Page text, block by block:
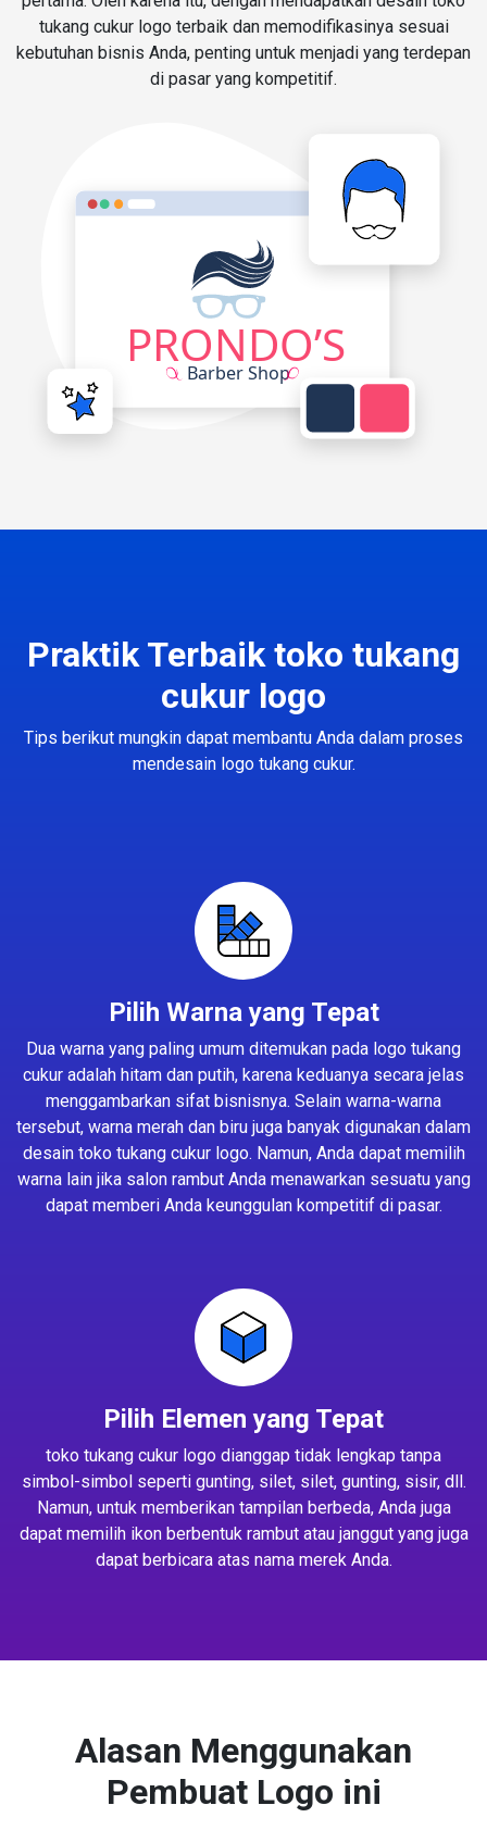
tukang cukur logo terbaik dan memodifikasinya sesuai
kebutuhan bisnis Anda, penting untuk menjadi yang terdepan
di pasar yang kompetitif.
Praktik Terbaik toko tukang
cukur logo
Tips berikut mungkin dapat membantu Anda dalam proses
mendesain logo tukang cukur.
Pilih Warna yang Tepat
Dua warna yang paling umum ditemukan pada logo tukang
cukur adalah hitam dan putih, karena keduanya secara jelas
menggambarkan sifat bisnisnya. Selain warna-warna
tersebut, warna merah dan biru juga banyak digunakan dalam
desain toko tukang cukur logo. Namun, Anda dapat memilih
warna lain jika salon rambut Anda menawarkan sesuatu yang
dapat memberi Anda keunggulan kompetitif di pasar.
Pilih Elemen yang Tepat
toko tukang cukur logo dianggap tidak lengkap tanpa
simbol-simbol seperti gunting, silet, silet, gunting, sisir, dll.
Namun, untuk memberikan tampilan berbeda, Anda juga
dapat memilih ikon berbentuk rambut atau janggut yang juga
dapat berbicara atas nama merek Anda.
Alasan Menggunakan
Pembuat Logo ini